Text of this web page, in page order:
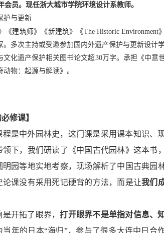
员。现任浙大城市学院环境设计系教师。
护与更新
《建筑师》《新建筑》《The Historic Environment
多次主持或受邀参加国内外遗产保护与更新设计学
文化遗产保护相关图书论文超30万字。 承担 《中意
动物：起源与解读》 。
修课】
是中外园林史，这门课是采用课本知识、
下，我们研读了《中国古代园林》这本书
园等地实地考察，现场解析了中国古典园
课没有采用死记硬背的方法，而是让我们
是开拓了眼界，打开眼界不是单指对信息、
当年的日本“海归”，参与了很多大连中日合